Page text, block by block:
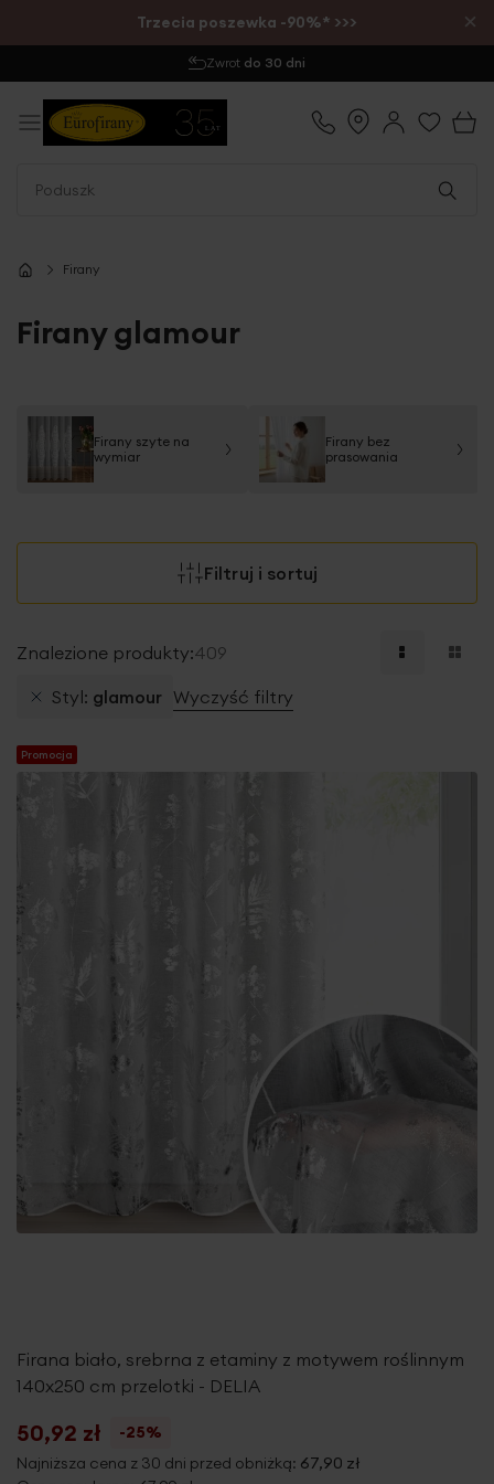
Trzecia poszewka -90%* >>> ×
Zamów do 12:00- wysyłka tego samego dnia
Firany
Firany glamour
Firany szyte na
wymiar
Firany bez
prasowania
Filtruj i sortuj
Znalezione produkty:409
Styl glamour Wyczyść filtry
Promocja
Firana biało, srebrna z etaminy z motywem roślinnym
140x250 cm przelotki - DELIA
50,92 zł
-25%
Najniższa cena z 30 dni przed obniżką: 67,90 zł